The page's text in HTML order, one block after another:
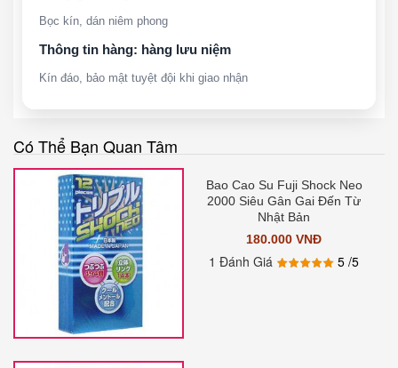
Bọc kín, dán niêm phong
Thông tin hàng: hàng lưu niệm
Kín đáo, bảo mật tuyệt đội khi giao nhận
Có Thể Bạn Quan Tâm
Bao Cao Su Fuji Shock Neo
2000 Siêu Gân Gai Đến Từ
Nhật Bản
180.000 VNĐ
1 Đánh Giá 5/5